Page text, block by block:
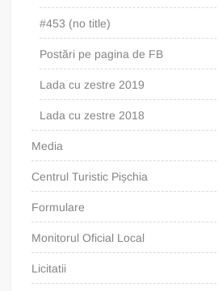
#453 (no title)
Postări pe pagina de FB
Lada cu zestre 2019
Lada cu zestre 2018
Media
Centrul Turistic Pișchia
Formulare
Monitorul Oficial Local
Licitatii